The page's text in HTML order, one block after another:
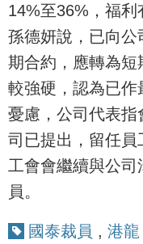
14%至36%，福利
孫德妍說，已向
期合約，應轉為
較強硬，認為已
憂慮，公司代表
司已提出，留任員
工會會繼續與公
員。
國泰裁員 , 港龍